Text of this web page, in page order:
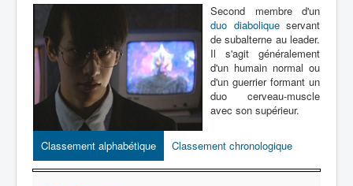
Toku-Actrices
Toku-Critiques
Séries
Films
COSAA
Dessins
Artiste Asperger
Second membre d'un
duo diaboliqueservant
de subalterne au leader.
Il s'agit généralement
d'un humain normal ou
d'un guerrier formant un
duo cerveau-muscle
avec son supérieur.
Classement alphabétique Classement chronologique